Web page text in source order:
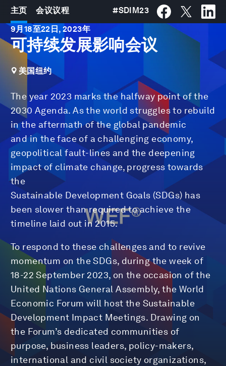
主页 会议议程 #SDIM23
9月 18至22日, 2023年
可持续发展影响会议
美国纽约
The year 2023 marks the halfway point of the
2030 Agenda. As the world struggles to rebuild
in the aftermath of the global pandemic
and in the face of a challenging economy,
geopolitical fault-lines and the deepening
impact of climate change, progress towards
the
Sustainable Development Goals (SDGs) has
been slower than required to achieve the
timeline laid out in 2015.
To respond to these challenges and to revive
momentum on the SDGs, during the week of
18-22 September 2023, on the occasion of the
United Nations General Assembly, the World
Economic Forum will host the Sustainable
Development Impact Meetings. Drawing on
the Forum’s dedicated communities of
purpose, business leaders, policy-makers,
international and civil society organizations,